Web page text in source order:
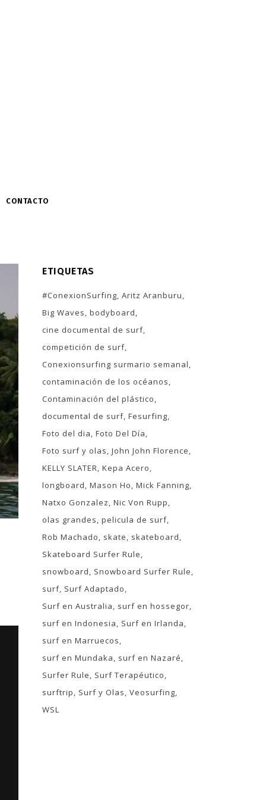
CONTACTO
ETIQUETAS
#ConexionSurfing Aritz Aranburu
Big Waves bodyboard
cine documental de surf
competición de surf
Conexionsurfing surmario semanal
contaminación de los océanos
Contaminación del plástico
documental de surf Fesurfing
Foto del dia Foto Del Día
Foto surf y olas John John Florence
KELLY SLATER Kepa Acero
longboard Mason Ho Mick Fanning
Natxo Gonzalez Nic Von Rupp
olas grandes pelicula de surf
Rob Machado
skate
skateboard
Skateboard Surfer Rule
snowboard
Snowboard Surfer Rule
surf Surf Adaptado
Surf en Australia
surf en hossegor
surf en Indonesia
Surf en Irlanda
surf en Marruecos
surf en Mundaka
surf en Nazaré
Surfer Rule
Surf Terapéutico
surftrip
Surf y Olas Veosurfing
WSL